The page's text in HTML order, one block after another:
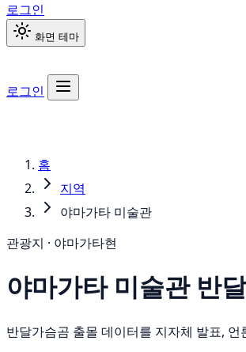
로그인
화면 테마
로그인
홈
지역
야마가타 미술관
관광지 · 야마가타현
야마가타 미술관 반
반달가슴곰 출몰 데이터를 지자체 발표,